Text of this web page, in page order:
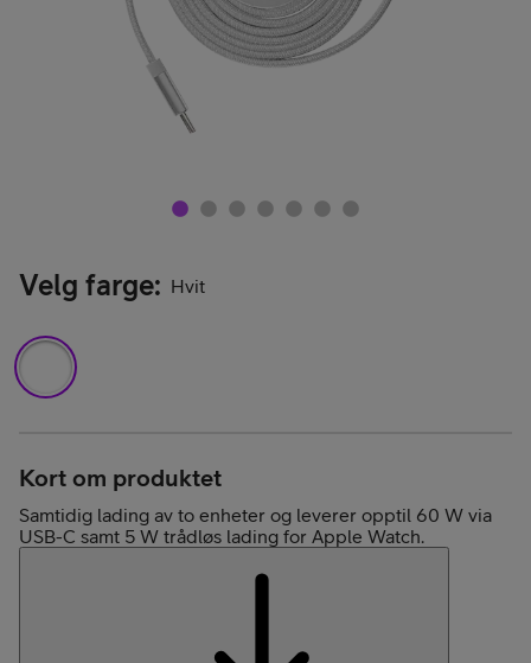
Velg farge: Hvit
Kort om produktet
Samtidig lading av to enheter og leverer opptil 60 W via
USB-C samt 5 W trådløs lading for Apple Watch.